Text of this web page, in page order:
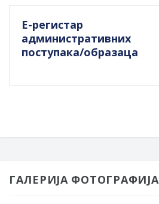
Е-регистар
административних
поступака/образаца
ГАЛЕРИЈА ФОТОГРАФИЈА